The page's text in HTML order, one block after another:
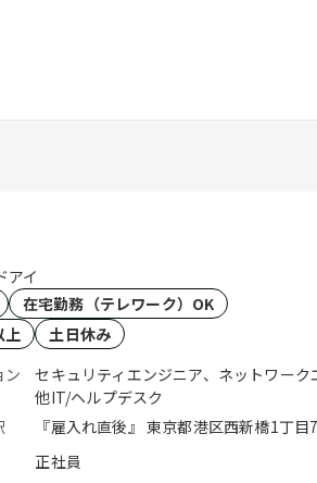
アイ
在宅勤務（テレワーク）OK
上
土日休み
ン
セキュリティエンジニア、ネットワー
他IT/ヘルプデスク
『雇入れ直後』 東京都港区西新橋1丁
正社員